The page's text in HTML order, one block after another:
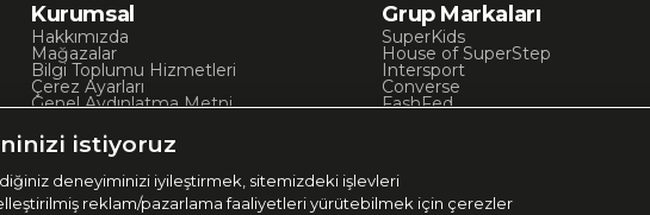
Kurumsal
Hakkımızda
Mağazalar
Bilgi Toplumu Hizmetleri
Çerez Ayarları
Genel Aydınlatma Metni
Site Haritası
İşlem Rehberi
Grup Markaları
SuperKids
House of SuperStep
Intersport
Converse
FashFed
Occassion
UNITED4
istiyoruz
deneyiminizi iyileştirmek, sitemizdeki işlevleri
reklam/pazarlama faaliyetleri yürütebilmek için çerezler